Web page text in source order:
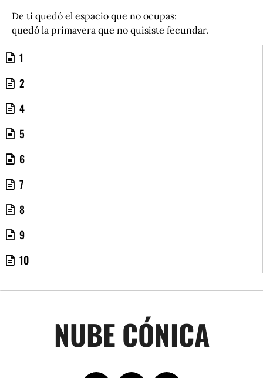
1
2
4
5
6
7
8
9
10
De ti quedó el espacio que no ocupas:
quedó la primavera que no quisiste fecundar.
NUBE CÓNICA